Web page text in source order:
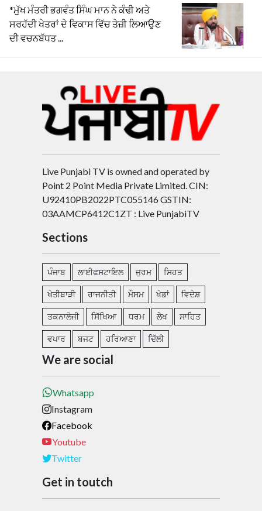
*ਮੁੱਖ ਮੰਤਰੀ ਭਗਵੰਤ ਸਿੰਘ ਮਾਨ ਨੇ ਕੰਢੀ ਅਤੇ
ਸਰਹੱਦੀ ਖੇਤਰਾਂ ਦੇ ਵਿਕਾਸ ਵਿੱਚ ਤੇਜ਼ੀ ਲਿਆਉਣ
ਦੀ ਵਚਨਬੱਧਤ ...
Live Punjabi TV is owned and operated by
Point 2 Point Media Private Limited. CIN:
U92410PB2022PTC055146 GSTIN:
03AAMCP6412C1ZT : Live PunjabiTV
Sections
ਪੰਜਾਬ ਲਾਈਫਸਟਾਇਲ ਜੁਰਮ ਸਿਹਤ
ਖੇਤੀਬਾੜੀ ਰਾਜਨੀਤੀ ਮੌਸਮ ਖੇਡਾਂ ਵਿਦੇਸ਼
ਤਕਨਾਲੋਜੀ ਸਿੱਖਿਆ ਧਰਮ ਲੇਖ ਸਾਹਿਤ
ਵਪਾਰ ਬਜਟ ਹਰਿਆਣਾ ਦਿੱਲੀ
We are social
Whatsapp
Instagram
Facebook
Youtube
Twitter
Get in toutch